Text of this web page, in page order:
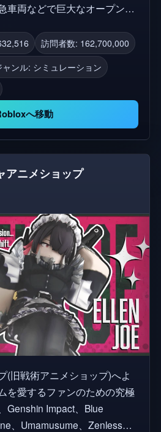
車両などで巨大なオープンワ
だり、郵
戦ったり、ATMを強盗した
友達とレースを
グに参加したり、ただ一緒
ょう。 🎨 広範な車両のカ
グ、ロールプレイ機能 💰
、以下のSNSリンクを通じて
ィ、トレーラー、車、トラッ
ールプレイ、カスタマイズ、
罪者
訪問者数: 162,700,000
ャンル: シミュレーション
へ移動
アニメショップ
(旧戦術アニメショップ)へよ
を愛するファンのための究極
Genshin Impact、Blue
、Umamusume、Zenless